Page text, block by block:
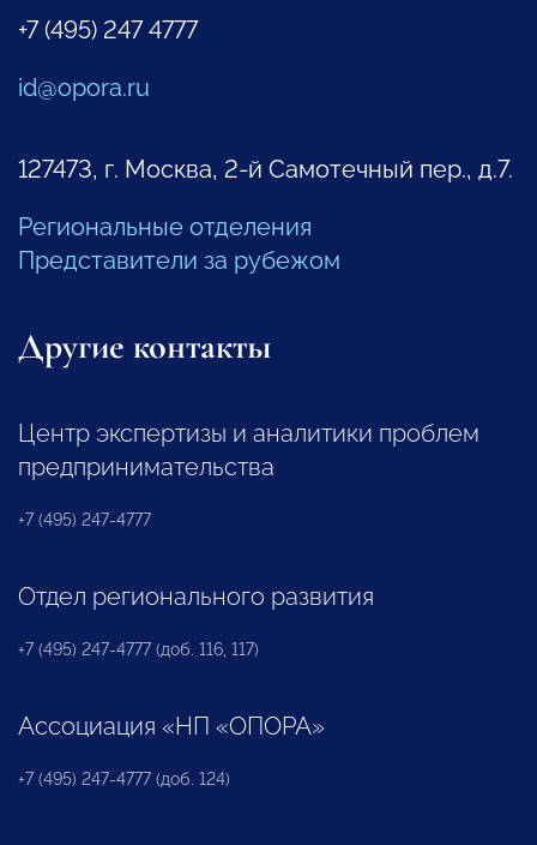
+7 (495) 247 4777
id@opora.ru
127473, г. Москва, 2-й Самотечный пер., д.7.
Региональные отделения
Представители за рубежом
Другие контакты
Центр экспертизы и аналитики проблем
предпринимательства
+7 (495) 247-4777
Отдел регионального развития
+7 (495) 247-4777 (доб. 116, 117)
Ассоциация «НП «ОПОРА»
+7 (495) 247-4777 (доб. 124)